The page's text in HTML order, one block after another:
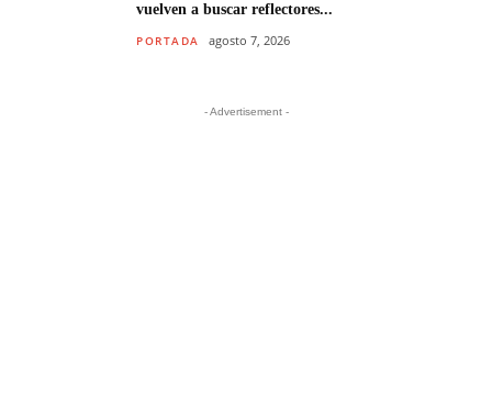
vuelven a buscar reflectores...
PORTADA agosto 7, 2026
- Advertisement -